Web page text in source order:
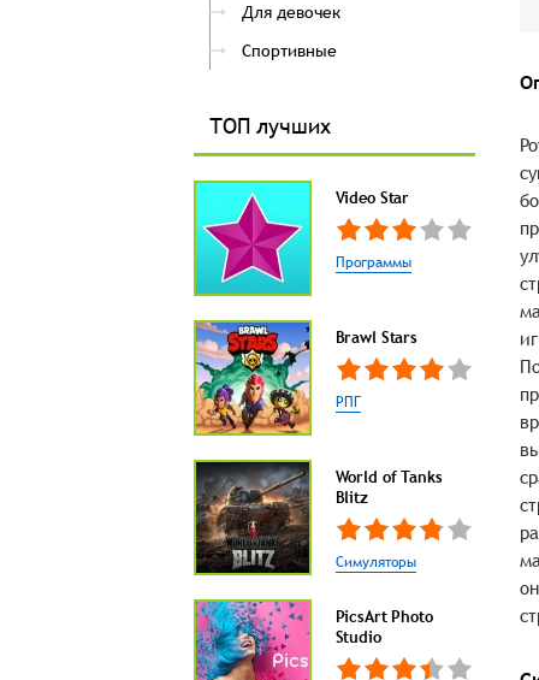
Для девочек
Спортивные
ТОП лучших
Video Star
Программы
Brawl Stars
РПГ
World of Tanks
Blitz
Симуляторы
PicsArt Photo
Studio